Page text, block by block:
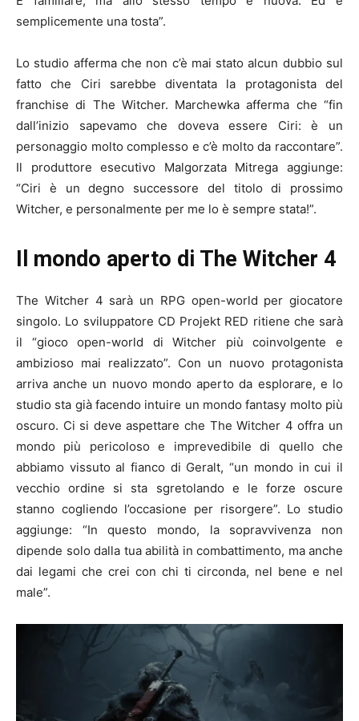
semplicemente una tosta”.
Lo studio afferma che non c’è mai stato alcun dubbio sul
fatto che Ciri sarebbe diventata la protagonista del
franchise di The Witcher. Marchewka afferma che “fin
dall’inizio sapevamo che doveva essere Ciri: è un
personaggio molto complesso e c’è molto da raccontare”.
Il produttore esecutivo Malgorzata Mitrega aggiunge:
“Ciri è un degno successore del titolo di prossimo
Witcher, e personalmente per me lo è sempre stata!”.
Il mondo aperto di The Witcher 4
The Witcher 4 sarà un RPG open-world per giocatore
singolo. Lo sviluppatore CD Projekt RED ritiene che sarà
il “gioco open-world di Witcher più coinvolgente e
ambizioso mai realizzato”. Con un nuovo protagonista
arriva anche un nuovo mondo aperto da esplorare, e lo
studio sta già facendo intuire un mondo fantasy molto più
oscuro. Ci si deve aspettare che The Witcher 4 offra un
mondo più pericoloso e imprevedibile di quello che
abbiamo vissuto al fianco di Geralt, “un mondo in cui il
vecchio ordine si sta sgretolando e le forze oscure
stanno cogliendo l’occasione per risorgere”. Lo studio
aggiunge: “In questo mondo, la sopravvivenza non
dipende solo dalla tua abilità in combattimento, ma anche
dai legami che crei con chi ti circonda, nel bene e nel
male”.